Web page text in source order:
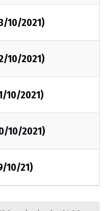
10/2021)
10/2021)
10/2021)
10/2021)
10/21)